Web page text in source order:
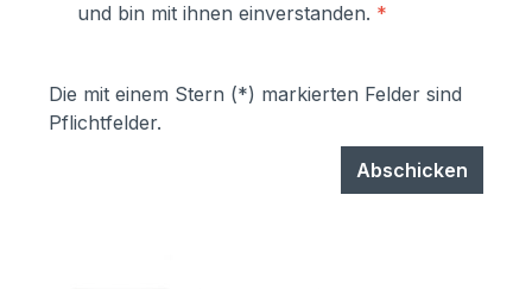
und bin mit ihnen einverstanden. *
Die mit einem Stern (*) markierten Felder sind
Pflichtfelder.
Abschicken